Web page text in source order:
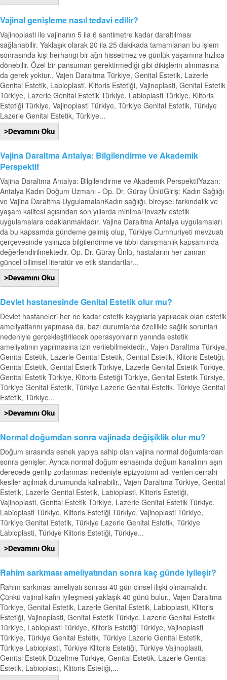
Vajinal genişleme nasıl tedavi edilir?
Vajinoplasti ile vajinanın 5 ila 6 santimetre kadar daraltılması
sağlanabilir. Yaklaşık olarak 20 ila 25 dakikada tamamlanan bu işlem
sonrasında kişi herhangi bir ağrı hissetmez ve günlük yaşamına hızlıca
dönebilir. Özel bir pansuman gerektirmediği gibi dikişlerin alınmasına
da gerek yoktur., Vajen Daraltma Türkiye, Genital Estetik, Lazerle
Genital Estetik, Labioplasti, Klitoris Estetiği, Vajinoplasti, Genital Estetik
Türkiye, Lazerle Genital Estetik Türkiye, Labioplasti Türkiye, Klitoris
Estetiği Türkiye, Vajinoplasti Türkiye, Türkiye Genital Estetik, Türkiye
Lazerle Genital Estetik, Türkiye...
Vajina Daraltma Antalya: Bilgilendirme ve Akademik
Perspektif
Vajina Daraltma Antalya: Bilgilendirme ve Akademik PerspektifYazan:
Antalya Kadın Doğum Uzmanı - Op. Dr. Güray ÜnlüGiriş: Kadın Sağlığı
ve Vajina Daraltma UygulamalarıKadın sağlığı, bireysel farkındalık ve
yaşam kalitesi açısından son yıllarda minimal invaziv estetik
uygulamalara odaklanmaktadır. Vajina Daraltma Antalya uygulamaları
da bu kapsamda gündeme gelmiş olup, Türkiye Cumhuriyeti mevzuatı
çerçevesinde yalnızca bilgilendirme ve tıbbi danışmanlık kapsamında
değerlendirilmektedir. Op. Dr. Güray Ünlü, hastalarını her zaman
güncel bilimsel literatür ve etik standartlar...
Devlet hastanesinde Genital Estetik olur mu?
Devlet hastaneleri her ne kadar estetik kaygılarla yapılacak olan estetik
ameliyatlarını yapmasa da, bazı durumlarda özellikle sağlık sorunları
nedeniyle gerçekleştirilecek operasyonların yanında estetik
ameliyatının yapılmasına izin verilebilmektedir., Vajen Daraltma Türkiye,
Genital Estetik, Lazerle Genital Estetik, Genital Estetik, Klitoris Estetiği,
Genital Estetik, Genital Estetik Türkiye, Lazerle Genital Estetik Türkiye,
Genital Estetik Türkiye, Klitoris Estetiği Türkiye, Genital Estetik Türkiye,
Türkiye Genital Estetik, Türkiye Lazerle Genital Estetik, Türkiye Genital
Estetik, Türkiye...
Normal doğumdan sonra vajinada değişiklik olur mu?
Doğum sırasında esnek yapıya sahip olan vajina normal doğumlardan
sonra genişler. Ayrıca normal doğum esnasında doğum kanalının aşırı
derecede gerilip zorlanması nedeniyle epizyotomi adı verilen cerrahi
kesiler açılmak durumunda kalınabilir., Vajen Daraltma Türkiye, Genital
Estetik, Lazerle Genital Estetik, Labioplasti, Klitoris Estetiği,
Vajinoplasti, Genital Estetik Türkiye, Lazerle Genital Estetik Türkiye,
Labioplasti Türkiye, Klitoris Estetiği Türkiye, Vajinoplasti Türkiye,
Türkiye Genital Estetik, Türkiye Lazerle Genital Estetik, Türkiye
Labioplasti, Türkiye Klitoris Estetiği, Türkiye...
Rahim sarkması ameliyatından sonra kaç günde iyileşir?
Rahim sarkması ameliyatı sonrası 40 gün cinsel ilişki olmamalıdır.
Çünkü vajinal kafın iyileşmesi yaklaşık 40 günü bulur., Vajen Daraltma
Türkiye, Genital Estetik, Lazerle Genital Estetik, Labioplasti, Klitoris
Estetiği, Vajinoplasti, Genital Estetik Türkiye, Lazerle Genital Estetik
Türkiye, Labioplasti Türkiye, Klitoris Estetiği Türkiye, Vajinoplasti
Türkiye, Türkiye Genital Estetik, Türkiye Lazerle Genital Estetik,
Türkiye Labioplasti, Türkiye Klitoris Estetiği, Türkiye Vajinoplasti,
Genital Estetik Düzeltme Türkiye, Genital Estetik, Lazerle Genital
Estetik, Labioplasti, Klitoris Estetiği,...